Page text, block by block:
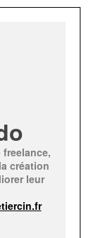
création
leur